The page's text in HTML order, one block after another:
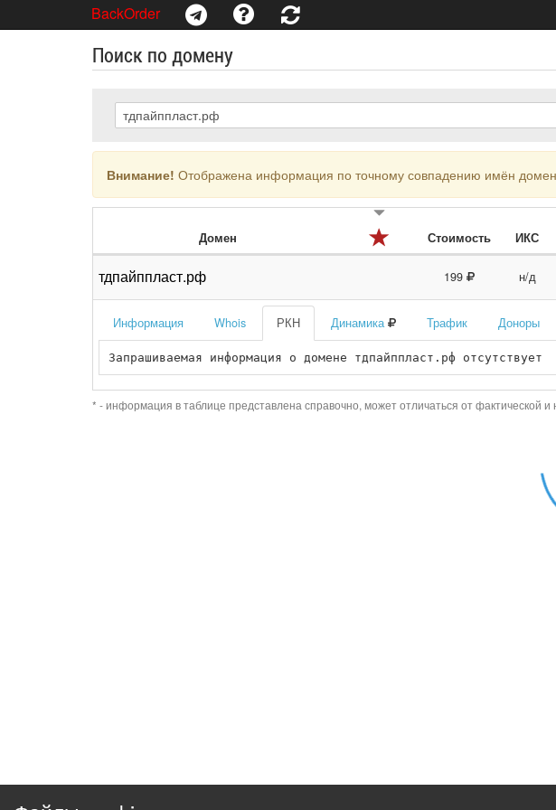
BackOrder
Поиск по домену
Внимание! Отображена информация по точному совпадению имён
Домен Стоимость ИКС
тдпайппласт.рф 199 н/д
Информация Whois РКН Динамика Трафик Доноры
Запрашиваемая информация о домене тдпайппласт.рф отсутствует
* - информация в таблице представлена справочно, может отличаться от фактической